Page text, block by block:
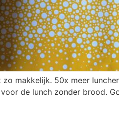
makkelijk. 50x meer
de lunch zonder brood.